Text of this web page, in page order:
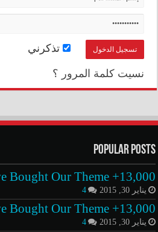
تذكرني
نسيت كلمة المرور ؟
Popular Posts
13,000+ People Have Bought Our Theme
يناير 30, 2015 4
13,000+ People Have Bought Our Theme
يناير 30, 2015 4